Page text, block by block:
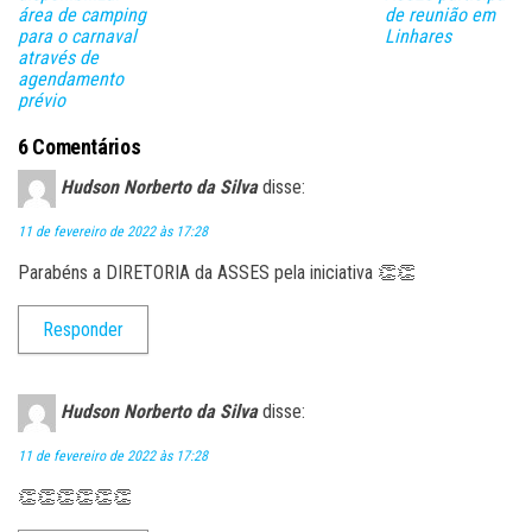
área de camping
para o carnaval
através de
agendamento
prévio
de reunião em
Linhares
6 Comentários
Hudson Norberto da Silva disse:
11 de fevereiro de 2022 às 17:28
Parabéns a DIRETORIA da ASSES pela iniciativa 👏👏
Responder
Hudson Norberto da Silva disse:
11 de fevereiro de 2022 às 17:28
👏👏👏👏👏👏